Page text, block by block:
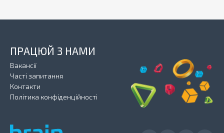
ПРАЦЮЙ З НАМИ
Вакансії
Часті запитання
Контакти
Політика конфіденційності